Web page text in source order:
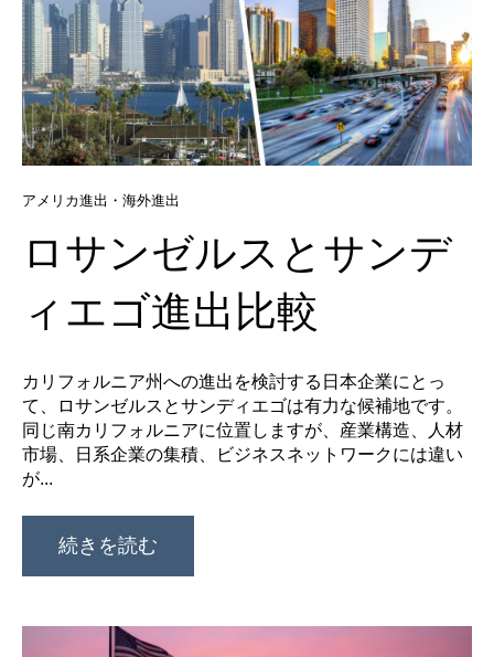
アメリカ進出・海外進出
ロサンゼルスとサンデ
ィエゴ進出比較
カリフォルニア州への進出を検討する日本企業にとっ
て、ロサンゼルスとサンディエゴは有力な候補地です。
同じ南カリフォルニアに位置しますが、産業構造、人材
市場、日系企業の集積、ビジネスネットワークには違い
が...
続きを読む